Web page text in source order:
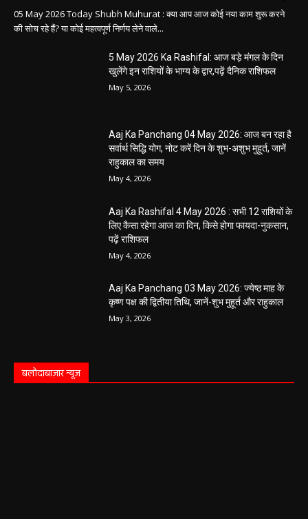
05 May 2026 Today Shubh Muhurat : क्या आप आज कोई नया काम शुरू करने
की सोच रहे हैं? या कोई महत्वपूर्ण निर्णय लेने वाले...
5 May 2026 Ka Rashifal: आज बड़े मंगल के दिन
खुलेंगे इन राशियों के भाग्य के द्वार,पढ़ें दैनिक राशिफल
May 5, 2026
Aaj Ka Panchang 04 May 2026: आज बन रहा है
सर्वार्थ सिद्धि योग, नोट करें दिन के शुभ-अशुभ मुहूर्त, जानें
राहुकाल का समय
May 4, 2026
Aaj Ka Rashifal 4 May 2026 : सभी 12 राशियों के
लिए कैसा रहेगा आज का दिन, किसे होगा फायदा-नुकसान,
पढ़ें राशिफल
May 4, 2026
Aaj Ka Panchang 03 May 2026: ज्येष्ठ माह के
कृष्ण पक्ष की द्वितीया तिथि, जानें-शुभ मुहूर्त और राहुकाल
May 3, 2026
बलौदाबाज़ार न्यूज़